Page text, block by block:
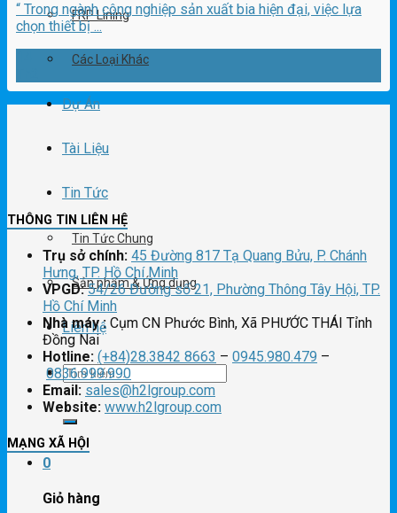
FRP Lining
Các Loại Khác
Dự Án
Tài Liệu
Tin Tức
Tin Tức Chung
Sản phẩm & Ứng dụng
Liên hệ
Tìm
kiếm:
0
Giỏ hàng
“ Trong ngành công nghiệp sản xuất bia hiện đại, việc lựa
chọn thiết bị ...
THÔNG TIN LIÊN HỆ
Trụ sở chính: 45 Đường 817 Tạ Quang Bửu, P. Chánh
Hưng, TP. Hồ Chí Minh
VPGD: 54/26 Đường số 21, Phường Thông Tây Hội, TP.
Hồ Chí Minh
Nhà máy : Cụm CN Phước Bình, Xã PHƯỚC THÁI Tỉnh
Đồng Nai
Hotline: (+84)28.3842 8663 – 0945.980.479 –
0836.999.990
Email: sales@h2lgroup.com
Website: www.h2lgroup.com
MẠNG XÃ HỘI